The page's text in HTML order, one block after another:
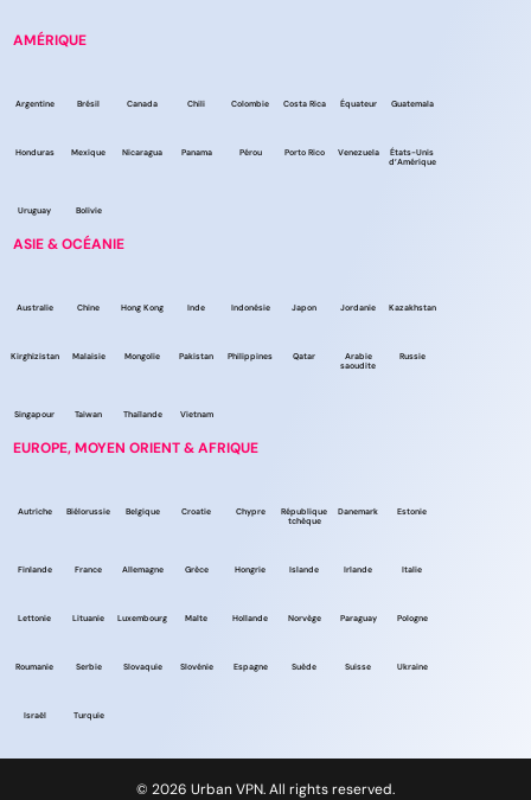
AMÉRIQUE
Argentine Brésil Canada Chili Colombie Costa Rica Équateur Guatemala
Honduras Mexique Nicaragua Panama Pérou Porto Rico Venezuela
États-Unis
d’Amérique
Uruguay Bolivie
ASIE & OCÉANIE
Australie Chine Hong Kong Inde Indonésie Japon Jordanie Kazakhstan
Kirghizistan Malaisie Mongolie Pakistan Philippines Qatar
Arabie
saoudite
Russie
Singapour Taiwan Thaïlande Vietnam
EUROPE, MOYEN ORIENT & AFRIQUE
Autriche Biélorussie Belgique Croatie Chypre
République
tchèque
Danemark Estonie
Finlande France Allemagne Grèce Hongrie Islande Irlande Italie
Lettonie Lituanie Luxembourg Malte Hollande Norvège Paraguay Pologne
Roumanie Serbie Slovaquie Slovénie Espagne Suède Suisse Ukraine
Israël Turquie
© 2026 Urban VPN. All rights reserved.